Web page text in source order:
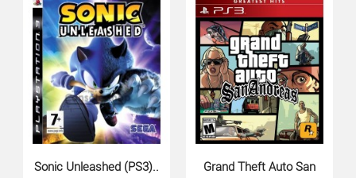
Assassins Creed IV Black Flag (..
580 грн.
Sonic Unleashed (PS3)..
Grand Theft Auto San